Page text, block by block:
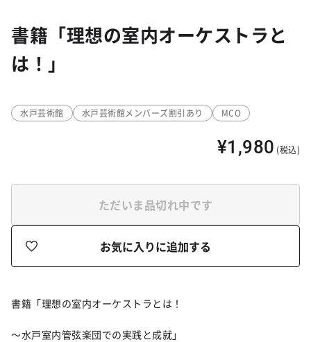
書籍「理想の室内オーケストラと
は！」
水戸芸術館 水戸芸術館メンバーズ割引あり MCO
¥1,980 (税込)
ただいま品切れ中です
お気に入りに追加する
書籍「理想の室内オーケストラとは！
～水戸室内管弦楽団での実践と成就」